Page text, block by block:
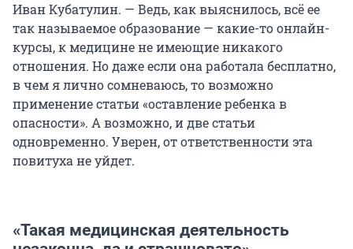
Иван Кубатулин. — Ведь, как выяснилось, всё ее
так называемое образование — какие-то онлайн-
курсы, к медицине не имеющие никакого
отношения. Но даже если она работала бесплатно,
в чем я лично сомневаюсь, то возможно
применение статьи «оставление ребенка в
опасности». А возможно, и две статьи
одновременно. Уверен, от ответственности эта
повитуха не уйдет.
«Такая медицинская деятельность